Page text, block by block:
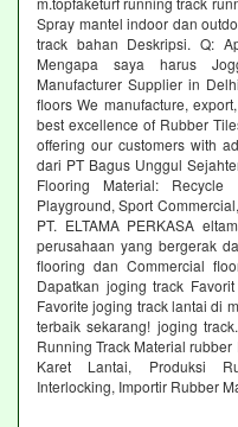
Spray mantel indoor dan
track bahan Deskripsi. Q:
Mengapa saya harus
Manufacturer Supplier in
floors We manufacture,
best excellence of Rubber
offering our customers with
dari PT Bagus Unggul
Flooring Material: Recycle
Playground, Sport
PT. ELTAMA PERKASA
perusahaan yang bergerak
flooring dan Commercial
Dapatkan joging track
Favorite joging track lantai di
terbaik sekarang! joging
Running Track Material
Karet Lantai, Produksi
Interlocking, Importir Rubber